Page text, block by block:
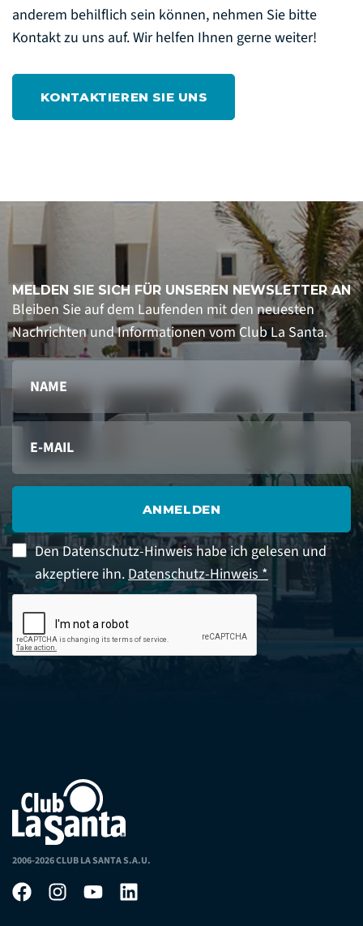
anderem behilflich sein können, nehmen Sie bitte
Kontakt zu uns auf. Wir helfen Ihnen gerne weiter!
KONTAKTIEREN SIE UNS
MELDEN SIE SICH FÜR UNSEREN NEWSLETTER AN
Bleiben Sie auf dem Laufenden mit den neuesten
Nachrichten und Informationen vom Club La Santa.
ANMELDEN
Den Datenschutz-Hinweis habe ich gelesen und
akzeptiere ihn.Datenschutz-Hinweis *
2006-2026 CLUB LA SANTA S.A.U.